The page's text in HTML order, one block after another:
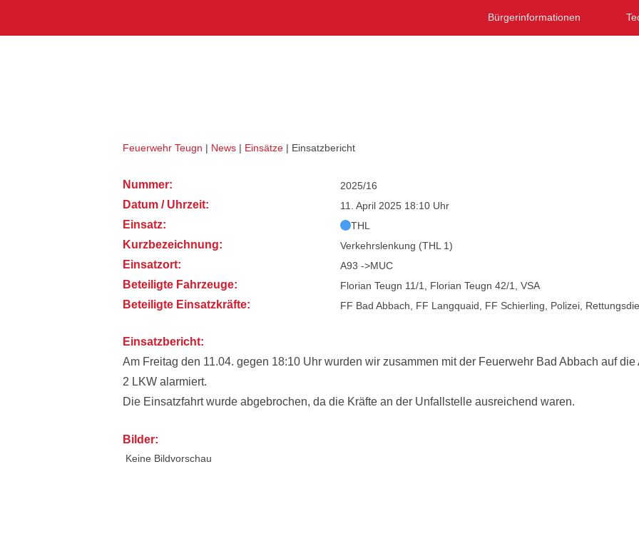
Bürgerinformationen
Externes Einsatzmittel:Polizei
Feuerwehr Teugn | News | Einsätze | Einsatzbericht
Nummer: 2025/16
Datum / Uhrzeit: 11. April 2025 18:10 Uhr
Einsatz: THL
Kurzbezeichnung: Verkehrslenkung (THL 1)
Einsatzort: A93 ->MUC
Beteiligte Fahrzeuge: Florian Teugn 11/1, Florian Teugn 42/1, VSA
Beteiligte Einsatzkräfte: FF Bad Abbach, FF Langquaid, FF Schierling, Polizei,
Einsatzbericht:
Am Freitag den 11.04. gegen 18:10 Uhr wurden wir zusammen mit der Feuerwehr Bad Abbach auf
2 LKW alarmiert.
Die Einsatzfahrt wurde abgebrochen, da die Kräfte an der Unfallstelle ausreichend waren.
Bilder:
Keine Bildvorschau